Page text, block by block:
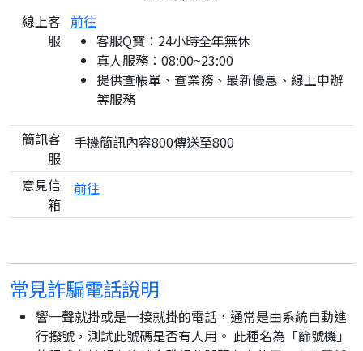
線上客
服
前往
客服Q寶：24小時全年無休
真人服務：08:00~23:00
提供查帳單、查業務、最新優惠、線上申辦
等服務
簡訊客
服
手機簡訊內容800傳送至800
意見信
箱
前往
常見詐騙電話說明
響一聲就掛或是一接就掛的電話，通常是由系統自動進
行撥號，測試此號碼是否有人用。 此種名為「篩號機」